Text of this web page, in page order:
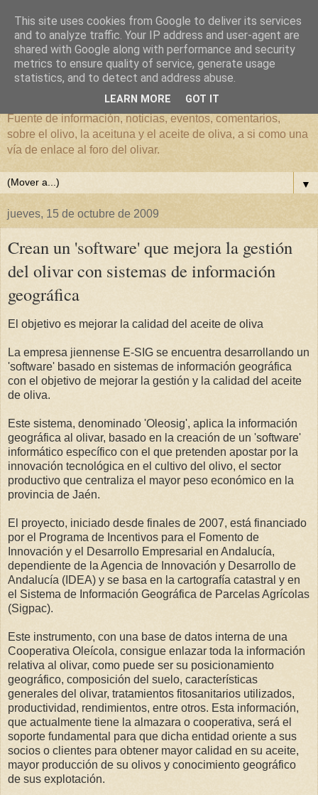
El mundo del Olivar
Fuente de información, noticias, eventos, comentarios,
sobre el olivo, la aceituna y el aceite de oliva, a si como una
vía de enlace al foro del olivar.
▼
jueves, 15 de octubre de 2009
Crean un 'software' que mejora la gestión
del olivar con sistemas de información
geográfica
El objetivo es mejorar la calidad del aceite de oliva
La empresa jiennense E-SIG se encuentra desarrollando un
'software' basado en sistemas de información geográfica
con el objetivo de mejorar la gestión y la calidad del aceite
de oliva.
Este sistema, denominado 'Oleosig', aplica la información
geográfica al olivar, basado en la creación de un 'software'
informático específico con el que pretenden apostar por la
innovación tecnológica en el cultivo del olivo, el sector
productivo que centraliza el mayor peso económico en la
provincia de Jaén.
El proyecto, iniciado desde finales de 2007, está financiado
por el Programa de Incentivos para el Fomento de
Innovación y el Desarrollo Empresarial en Andalucía,
dependiente de la Agencia de Innovación y Desarrollo de
Andalucía (IDEA) y se basa en la cartografía catastral y en
el Sistema de Información Geográfica de Parcelas Agrícolas
(Sigpac).
Este instrumento, con una base de datos interna de una
Cooperativa Oleícola, consigue enlazar toda la información
relativa al olivar, como puede ser su posicionamiento
geográfico, composición del suelo, características
generales del olivar, tratamientos fitosanitarios utilizados,
productividad, rendimientos, entre otros. Esta información,
que actualmente tiene la almazara o cooperativa, será el
soporte fundamental para que dicha entidad oriente a sus
socios o clientes para obtener mayor calidad en su aceite,
mayor producción de su olivos y conocimiento geográfico
de sus explotación.
This site uses cookies from Google to deliver its services
and to analyze traffic. Your IP address and user-agent are
shared with Google along with performance and security
metrics to ensure quality of service, generate usage
statistics, and to detect and address abuse.
LEARN MORE GOT IT